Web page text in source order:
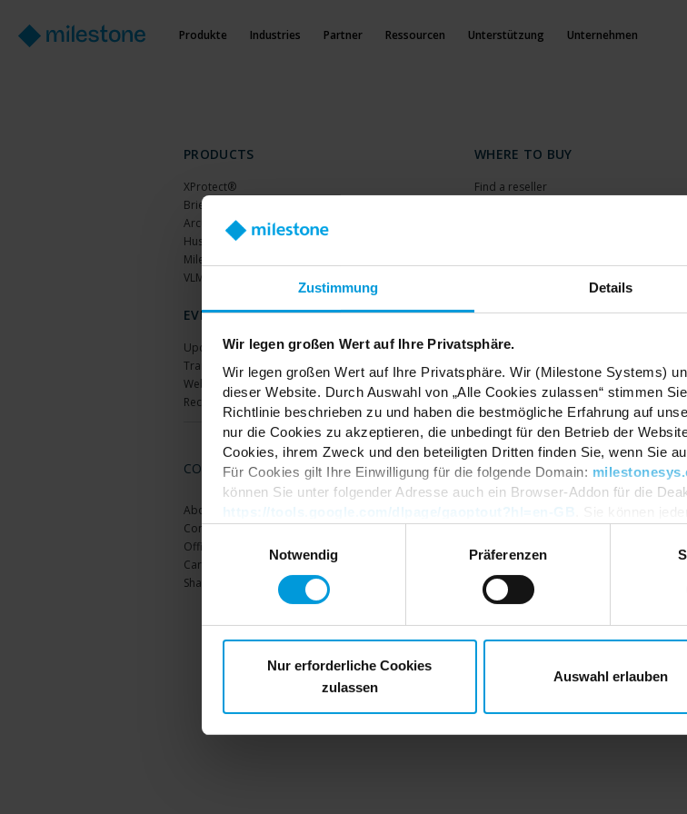
Zustimmung Details
Wir legen großen Wert auf Ihre Privatsphäre.
Wir legen großen Wert auf Ihre Privatsphäre. Wir (Milestone Systems)
dieser Website. Durch Auswahl von „Alle Cookies zulassen“ stimmen
Richtlinie beschrieben zu und haben die bestmögliche Erfahrung auf
nur die Cookies zu akzeptieren, die unbedingt für den Betrieb der
Cookies, ihrem Zweck und den beteiligten Dritten finden Sie, wenn Sie
Für Cookies gilt Ihre Einwilligung für die folgende Domain:
können Sie unter folgender Adresse auch ein Browser-Addon für die
https://tools.google.com/dlpage/gaoptout?hl=en-GB
Notwendig
Präferenzen
Nur erforderliche Cookies
zulassen
Auswahl erlauben
Produkte Industries Partner Ressourcen Unterstützung Unternehmen
PRODUCTS
XProtect®
BriefCam
Arcules
Husky hardware
Milestone Care™
VLM
WHERE TO BUY
Find a reseller
EVENTS
Upcoming events
Training Classes
Webinars
Recorded webinars
PARTNERS
Partners
COMPANY
About Us
Contact Us
Offices
Careers
Share your feedback
Terms of Use
Privacy Policy
Cookie Policy
Make a whistleblower report
Modern Slavery Act
Code of Conduct